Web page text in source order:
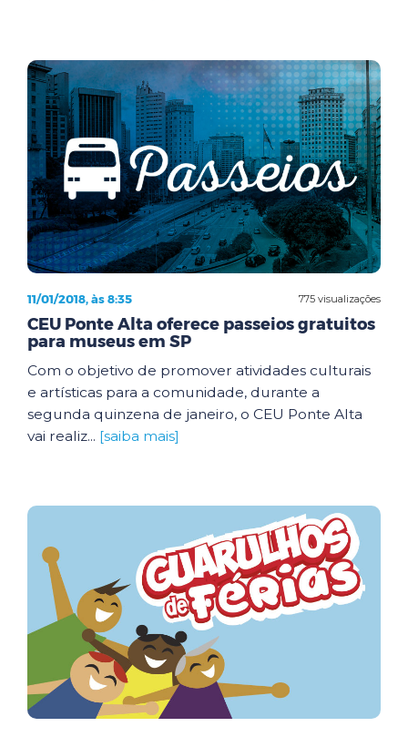
775 visualizações
11/01/2018, às 8:35
CEU Ponte Alta oferece passeios gratuitos
para museus em SP
Com o objetivo de promover atividades culturais
e artísticas para a comunidade, durante a
segunda quinzena de janeiro, o CEU Ponte Alta
vai realiz... [saiba mais]